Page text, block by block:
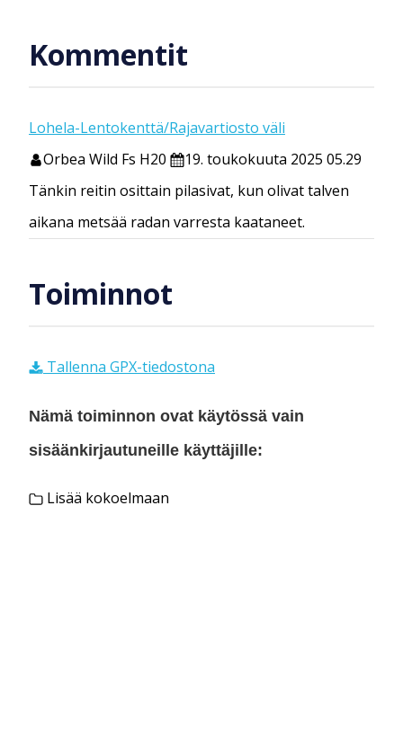
Kommentit
Lohela-Lentokenttä/Rajavartiosto väli
Orbea Wild Fs H20
19. toukokuuta 2025 05.29
Tänkin reitin osittain pilasivat, kun olivat talven
aikana metsää radan varresta kaataneet.
Toiminnot
Tallenna GPX-tiedostona
Nämä toiminnon ovat käytössä vain
sisäänkirjautuneille käyttäjille:
Lisää kokoelmaan